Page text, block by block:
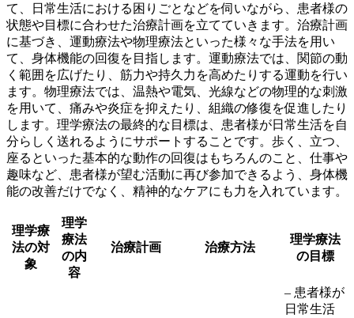
て、日常生活における困りごとなどを伺いながら、患者様の
状態や目標に合わせた治療計画を立てていきます。治療計画
に基づき、 運動療法や物理療法といった様々な手法を用い
て、身体機能の回復を目指します。 運動療法では、関節の動
く範囲を広げたり、筋力や持久力を高めたりする運動を行い
ます。物理療法では、温熱や電気、光線などの物理的な刺激
を用いて、痛みや炎症を抑えたり、組織の修復を促進したり
します。理学療法の最終的な目標は、 患者様が日常生活を自
分らしく送れるようにサポートすることです。 歩く、立つ、
座るといった基本的な動作の回復はもちろんのこと、仕事や
趣味など、患者様が望む活動に再び参加できるよう、 身体機
能の改善だけでなく、精神的なケアにも力を入れています。
理学療
法の対
象
理学
療法
の内
容
治療計画 治療方法
理学療法
の目標
– 患者様が
日常生活